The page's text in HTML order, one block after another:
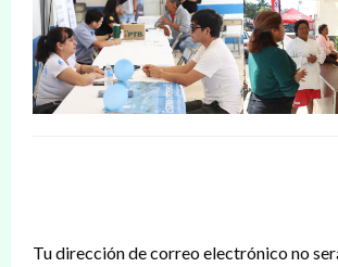
Tu dirección de correo electrónico no